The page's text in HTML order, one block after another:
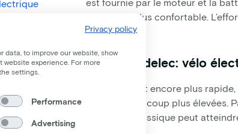
beaucoup plus confortable.
Speed pédelec: vélo
Plus récent et encore plus
vitesses beaucoup plus élevées.
électrique classique peut
Privacy policy
data, to improve our website, show
experience. For more
settings.
Performance
Advertising